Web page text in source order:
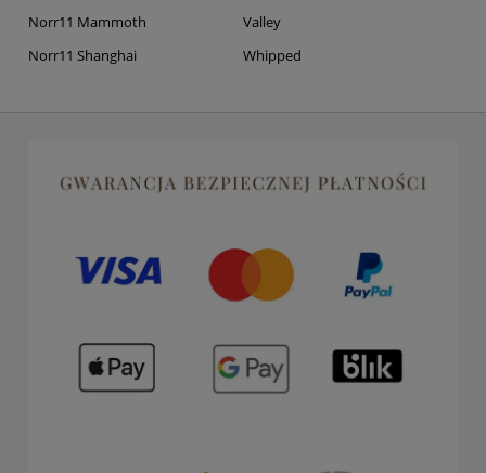
Norr11 Mammoth
Norr11 Shanghai
Valley
Whipped